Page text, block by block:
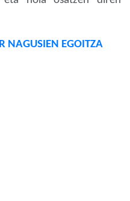
NAGUSIEN EGOITZA